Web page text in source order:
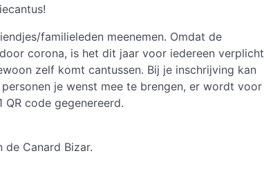
familieleden meenemen. Omdat de
corona, is het dit jaar voor iedereen verplicht
zelf komt cantussen. Bij je inschrijving kan
je wenst mee te brengen, er wordt voor
code gegenereerd.
Canard Bizar.